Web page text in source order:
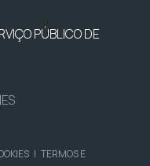
PÚBLICO DE
| TERMOS E